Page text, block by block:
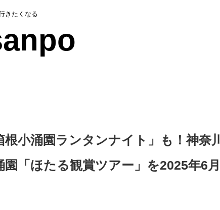
きたくなる
小涌園ランタンナイト」も！神奈川
園「ほたる観賞ツアー」を2025年6月